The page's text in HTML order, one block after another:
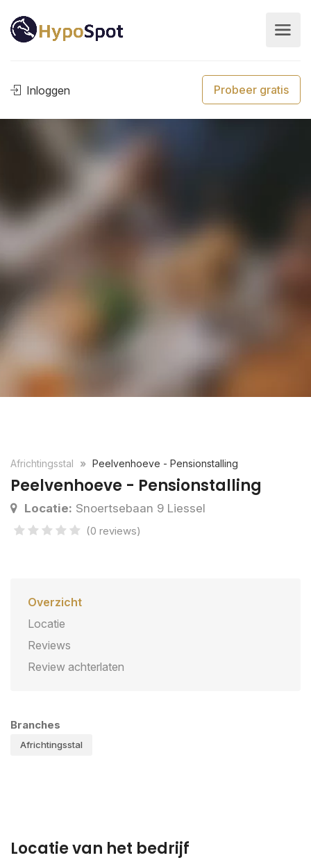
Inloggen Probeer gratis
Africhtingsstal Peelvenhoeve - Pensionstalling
Peelvenhoeve - Pensionstalling
Locatie: Snoertsebaan 9 Liessel
(0 reviews)
Overzicht
Locatie
Reviews
Review achterlaten
Branches
Africhtingsstal
Locatie van het bedrijf